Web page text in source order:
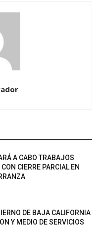
A CABO TRABAJOS
CIERRE PARCIAL EN
DE BAJA CALIFORNIA
Y MEDIO DE SERVICIOS